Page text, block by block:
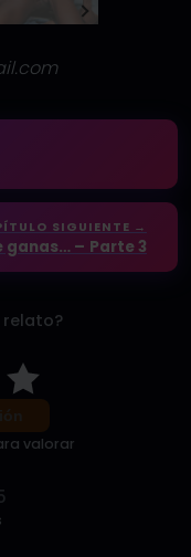
SIGUIENTE →
ganas… – Parte 3
relato?
valorar